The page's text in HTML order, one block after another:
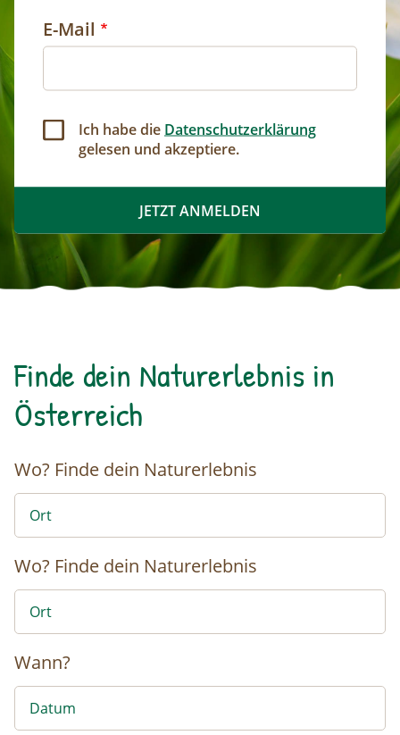
E-Mail
Ich habe die Datenschutzerklärung
gelesen und akzeptiere.
Finde dein Naturerlebnis in
Österreich
Wo? Finde dein Naturerlebnis
Wo? Finde dein Naturerlebnis
Wann?